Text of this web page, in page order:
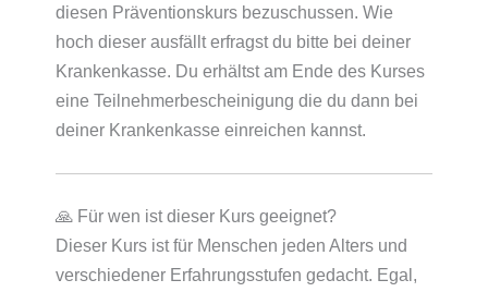
diesen Präventionskurs bezuschussen. Wie
hoch dieser ausfällt erfragst du bitte bei deiner
Krankenkasse. Du erhältst am Ende des Kurses
eine Teilnehmerbescheinigung die du dann bei
deiner Krankenkasse einreichen kannst.
🙏 Für wen ist dieser Kurs geeignet?
Dieser Kurs ist für Menschen jeden Alters und
verschiedener Erfahrungsstufen gedacht. Egal,